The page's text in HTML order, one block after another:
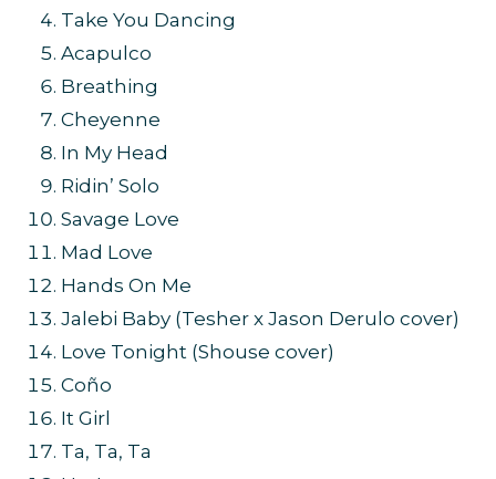
Take You Dancing
Acapulco
Breathing
Cheyenne
In My Head
Ridin’ Solo
Savage Love
Mad Love
Hands On Me
Jalebi Baby (Tesher x Jason Derulo cover)
Love Tonight (Shouse cover)
Coño
It Girl
Ta, Ta, Ta